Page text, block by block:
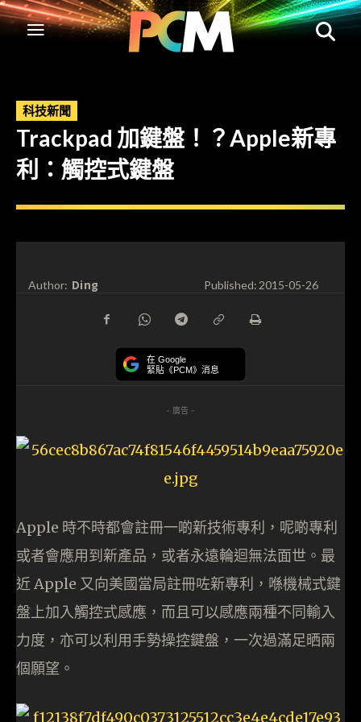
科技新聞
Trackpad 加鍵盤！？Apple新專
利：觸控式鍵盤
Author: Ding Published:2015-05-26
在 Google
緊貼《PCM》消息
- 廣告 -
Apple 時不時都會註冊一啲新技術專利，呢啲專利
或者會應用到新產品，或者永遠輪迴無法面世。最
近 Apple 又向美國當局註冊咗新專利，喺機械式鍵
盤上加入觸控式感應，而且可以感應兩種不同輸入
力度，亦可以利用手勢操控鍵盤，一次過滿足晒兩
個願望。